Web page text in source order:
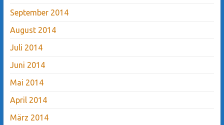
September 2014
August 2014
Juli 2014
Juni 2014
Mai 2014
April 2014
März 2014